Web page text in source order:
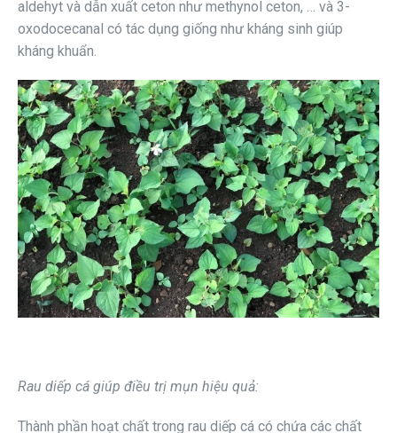
aldehyt và dẫn xuất ceton như methynol ceton, … và 3-
oxodocecanal có tác dụng giống như kháng sinh giúp
kháng khuẩn.
Rau diếp cá giúp điều trị mụn hiệu quả:
Thành phần hoạt chất trong rau diếp cá có chứa các chất